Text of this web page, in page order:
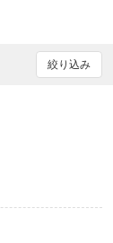
絞り込み